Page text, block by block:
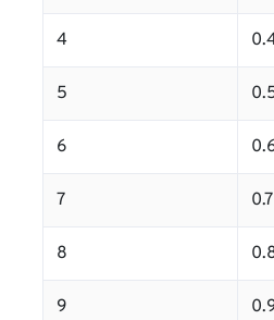
4
5
6
7 0.7
8
9